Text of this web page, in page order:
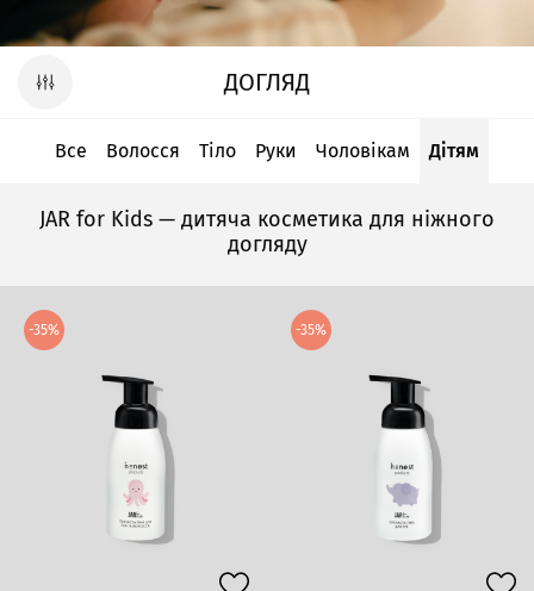
ДОГЛЯД
Все Волосся Тіло Руки Чоловікам Дітям
JAR for Kids — дитяча косметика для ніжного
догляду
-35% -35%